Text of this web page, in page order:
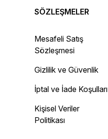
SÖZLEŞMELER
Mesafeli Satış
Sözleşmesi
Gizlilik ve Güvenlik
İptal ve İade Koşulları
Kişisel Veriler
Politikası